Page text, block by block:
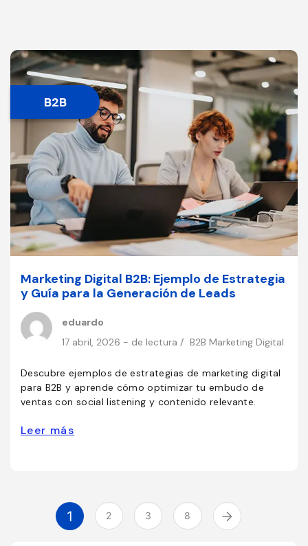
B2B
Marketing Digital B2B: Ejemplo de Estrategia
y Guía para la Generación de Leads
eduardo
17 abril, 2026 - de lectura / B2B Marketing Digital
Descubre ejemplos de estrategias de marketing digital
para B2B y aprende cómo optimizar tu embudo de
ventas con social listening y contenido relevante.
Leer más
1 2 3 8